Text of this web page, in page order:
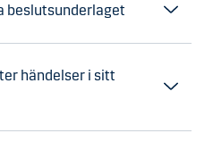
beslutsunderlaget
händelser i sitt